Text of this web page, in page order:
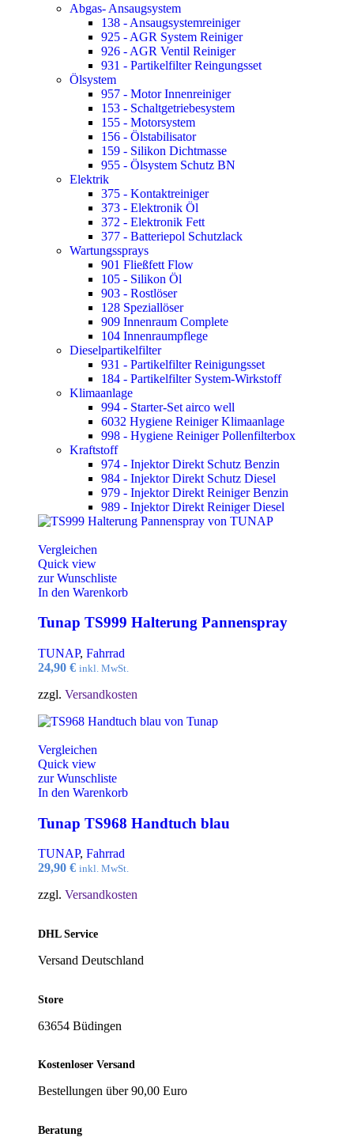
Abgas- Ansaugsystem
138 - Ansaugsystemreiniger
925 - AGR System Reiniger
926 - AGR Ventil Reiniger
931 - Partikelfilter Reingungsset
Ölsystem
957 - Motor Innenreiniger
153 - Schaltgetriebesystem
155 - Motorsystem
156 - Ölstabilisator
159 - Silikon Dichtmasse
955 - Ölsystem Schutz BN
Elektrik
375 - Kontaktreiniger
373 - Elektronik Öl
372 - Elektronik Fett
377 - Batteriepol Schutzlack
Wartungssprays
901 Fließfett Flow
105 - Silikon Öl
903 - Rostlöser
128 Speziallöser
909 Innenraum Complete
104 Innenraumpflege
Dieselpartikelfilter
931 - Partikelfilter Reinigungsset
184 - Partikelfilter System-Wirkstoff
Klimaanlage
994 - Starter-Set airco well
6032 Hygiene Reiniger Klimaanlage
998 - Hygiene Reiniger Pollenfilterbox
Kraftstoff
974 - Injektor Direkt Schutz Benzin
984 - Injektor Direkt Schutz Diesel
979 - Injektor Direkt Reiniger Benzin
989 - Injektor Direkt Reiniger Diesel
Vergleichen
Quick view
zur Wunschliste
In den Warenkorb
Tunap TS999 Halterung Pannenspray
TUNAP, Fahrrad
24,90 € inkl. MwSt.
zzgl. Versandkosten
Vergleichen
Quick view
zur Wunschliste
In den Warenkorb
Tunap TS968 Handtuch blau
TUNAP, Fahrrad
29,90 € inkl. MwSt.
zzgl. Versandkosten
DHL Service
Versand Deutschland
Store
63654 Büdingen
Kostenloser Versand
Bestellungen über 90,00 Euro
Beratung